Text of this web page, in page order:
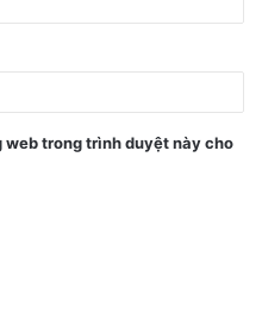
trong trình duyệt này cho